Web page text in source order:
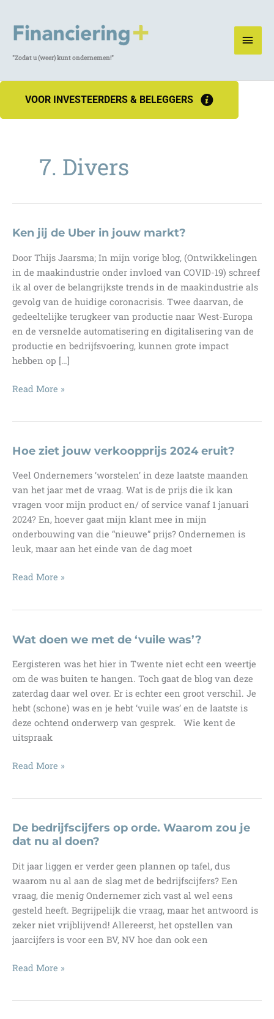
"Zodat u (weer) kunt ondernemen!"
VOOR INVESTEERDERS & BELEGGERS
7. Divers
Ken jij de Uber in jouw markt?
Door Thijs Jaarsma; In mijn vorige blog, (Ontwikkelingen
in de maakindustrie onder invloed van COVID-19) schreef
ik al over de belangrijkste trends in de maakindustrie als
gevolg van de huidige coronacrisis. Twee daarvan, de
gedeeltelijke terugkeer van productie naar West-Europa
en de versnelde automatisering en digitalisering van de
productie en bedrijfsvoering, kunnen grote impact
hebben op […]
Ken
in
markt?
Read More »
Hoe ziet jouw verkoopprijs 2024 eruit?
Veel Ondernemers ‘worstelen’ in deze laatste maanden
van het jaar met de vraag. Wat is de prijs die ik kan
vragen voor mijn product en/ of service vanaf 1 januari
2024? En, hoever gaat mijn klant mee in mijn
onderbouwing van die “nieuwe” prijs? Ondernemen is
leuk, maar aan het einde van de dag moet
Hoe
2024
Read More »
Wat doen we met de ‘vuile was’?
Eergisteren was het hier in Twente niet echt een weertje
om de was buiten te hangen. Toch gaat de blog van deze
zaterdag daar wel over. Er is echter een groot verschil. Je
hebt (schone) was en je hebt ‘vuile was’ en de laatste is
deze ochtend onderwerp van gesprek. Wie kent de
uitspraak
Wat
de
‘vuile
Read More »
De bedrijfscijfers op orde. Waarom zou je
dat nu al doen?
Dit jaar liggen er verder geen plannen op tafel, dus
waarom nu al aan de slag met de bedrijfscijfers? Een
vraag, die menig Ondernemer zich vast al wel eens
gesteld heeft. Begrijpelijk die vraag, maar het antwoord is
zeker niet vrijblijvend! Allereerst, het opstellen van
jaarcijfers is voor een BV, NV hoe dan ook een
De
Read More »